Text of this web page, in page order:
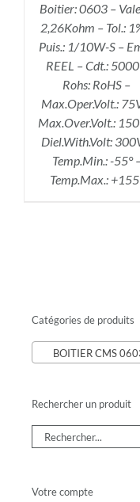
Boitier: 0603 –
2,26Kohm – Tol.:
Puis.: 1/10W-S –
REEL – Cdt.:
Rohs: RoHS –
Max.Oper.Volt.:
Max.Over.Volt.:
Diel.With.Volt:
Temp.Min.: -55°
Temp.Max.:
Catégories de produits
BOITIER CMS
Rechercher un produit
Votre compte